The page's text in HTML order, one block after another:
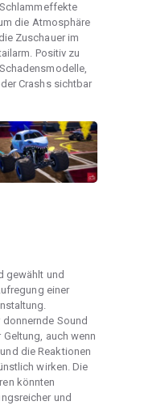
die Atmosphäre
Zuschauer im
Positiv zu
Crashs sichtbar
gewählt und
einer
Sound
auch wenn
die Reaktionen
wirken. Die
könnten
und